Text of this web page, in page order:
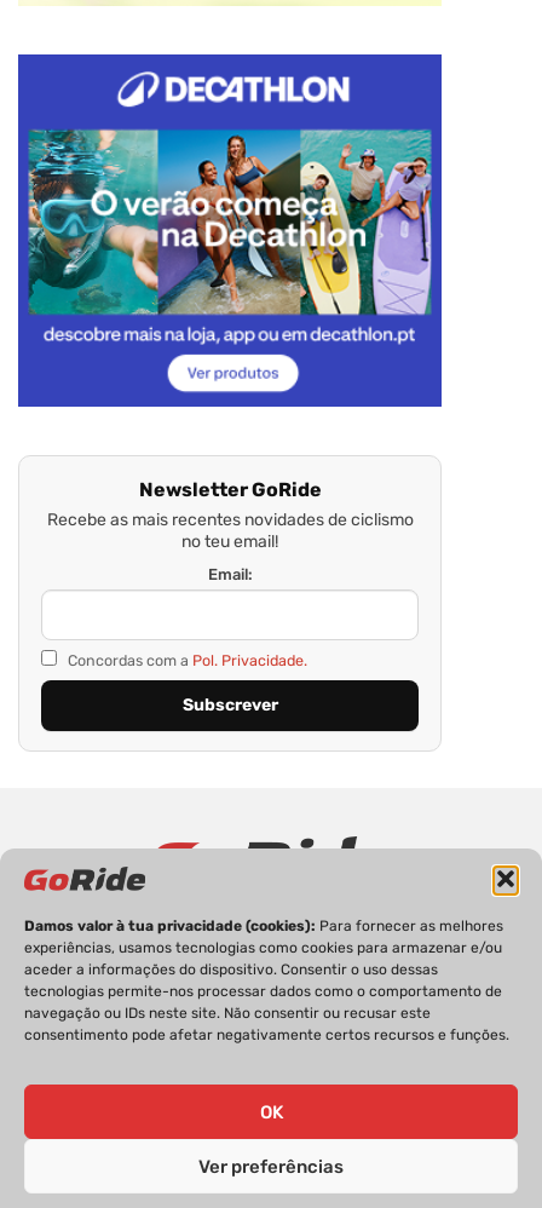
Damos valor à tua privacidade (cookies): Para fornecer as melhores
experiências, usamos tecnologias como cookies para armazenar e/ou
aceder a informações do dispositivo. Consentir o uso dessas
tecnologias permite-nos processar dados como o comportamento de
navegação ou IDs neste site. Não consentir ou recusar este
consentimento pode afetar negativamente certos recursos e funções.
OK
Ver preferências
Newsletter GoRide
Recebe as mais recentes novidades de ciclismo
no teu email!
Email:
Concordas com a Pol. Privacidade.
PRIVACIDADE FICHA TÉCNICA
ESTATUTO EDITORIAL
POLÍTICA DE COOKIES
CONTACTOS